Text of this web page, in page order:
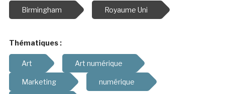
Birmingham Royaume Uni
Thématiques :
Art Art numérique
Marketing numérique